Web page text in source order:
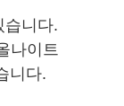
습니다.
나이트
니다.